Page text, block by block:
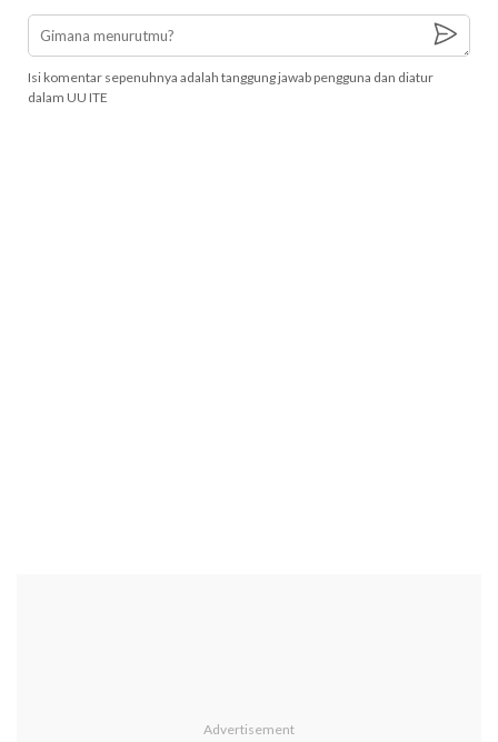
Isi komentar sepenuhnya adalah tanggung jawab pengguna dan diatur
dalam UU ITE